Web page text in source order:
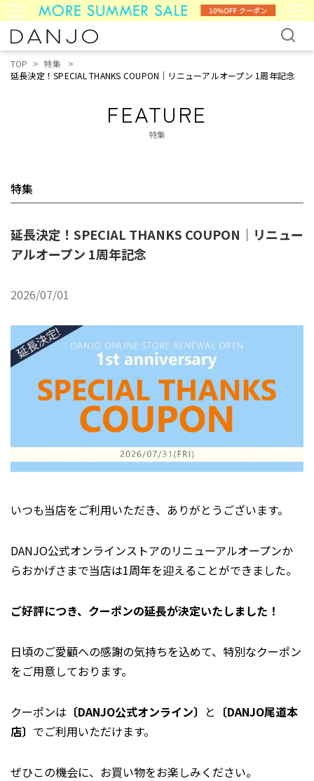
TOP
特集
延長決定！SPECIAL THANKS COUPON｜リニューアルオープン 1周年記念
FEATURE
特集
特集
延長決定！SPECIAL THANKS COUPON｜リニュー
アルオープン 1周年記念
2026/07/01
いつも当店をご利用いただき、ありがとうございます。
DANJO公式オンラインストアのリニューアルオープンか
らおかげさまで当店は1周年を迎えることができました。
ご好評につき、クーポンの延長が決定いたしました！
日頃のご愛顧への感謝の気持ちを込めて、特別なクーポン
をご用意しております。
クーポンは 〔DANJO公式オンライン〕 と 〔DANJO尾道本
店〕 でご利用いただけます。
ぜひこの機会に、お買い物をお楽しみください。